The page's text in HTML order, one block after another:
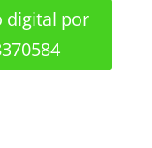
digital por